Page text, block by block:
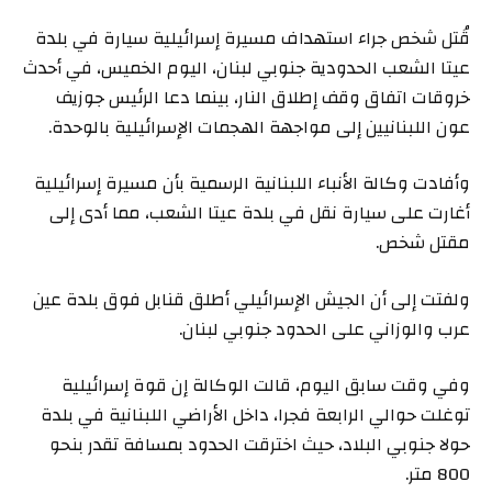
قُتل شخص جراء استهداف مسيرة إسرائيلية سيارة في بلدة
عيتا الشعب الحدودية جنوبي لبنان، اليوم الخميس، في أحدث
خروقات اتفاق وقف إطلاق النار، بينما دعا الرئيس جوزيف
عون اللبنانيين إلى مواجهة الهجمات الإسرائيلية بالوحدة.
وأفادت وكالة الأنباء اللبنانية الرسمية بأن مسيرة إسرائيلية
أغارت على سيارة نقل في بلدة عيتا الشعب، مما أدى إلى
مقتل شخص.
ولفتت إلى أن الجيش الإسرائيلي أطلق قنابل فوق بلدة عين
عرب والوزاني على الحدود جنوبي لبنان.
وفي وقت سابق اليوم، قالت الوكالة إن قوة إسرائيلية
توغلت حوالي الرابعة فجرا، داخل الأراضي اللبنانية في بلدة
حولا جنوبي البلاد، حيث اخترقت الحدود بمسافة تقدر بنحو
800 متر.